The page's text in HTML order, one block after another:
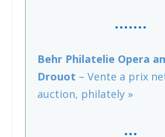
…….
Behr Philatelie Opera
Drouot – Vente a prix
auction, philately »
…